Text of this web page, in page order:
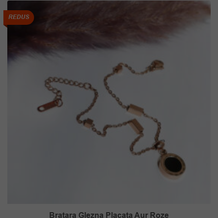
REDUS
Bratara Glezna Placata Aur Roze